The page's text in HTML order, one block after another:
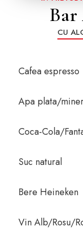
CU
Cafea espresso
Apa plata/
Coca-Cola/
Suc natural
Bere Heineken
Vin Alb/Rosu/